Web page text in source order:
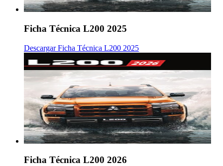
Ficha Técnica L200 2025
Descargar Ficha Técnica L200 2025
Ficha Técnica L200 2026